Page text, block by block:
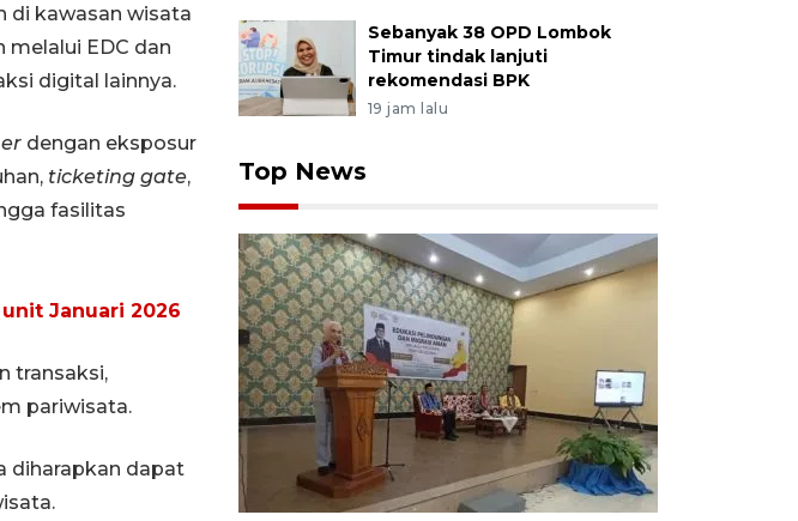
di kawasan wisata
melalui EDC dan
digital lainnya.
dengan eksposur
ticketing gate,
fasilitas
unit Januari 2026
transaksi,
pariwisata.
diharapkan dapat
Sebanyak 38 OPD Lombok
Timur tindak lanjuti
rekomendasi BPK
19 jam lalu
Top News